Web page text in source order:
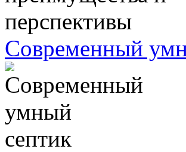
Современный